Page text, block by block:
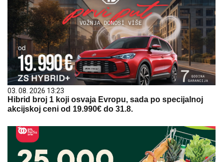
03. 08. 2026 13:23
Hibrid broj 1 koji osvaja Evropu, sada po specijalnoj
akcijskoj ceni od 19.990€ do 31.8.